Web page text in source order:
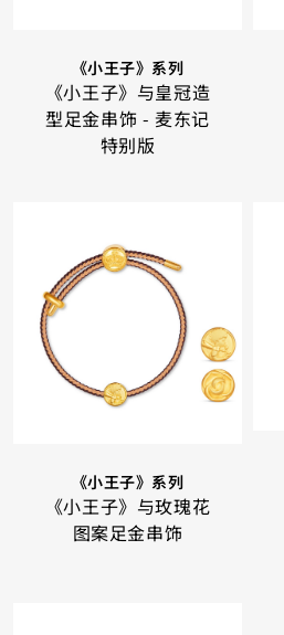
《小王子》系列
《小王子》与皇冠造
型足金串饰 - 麦东记
特别版
《小王子》系列
《小王子》与玫瑰花
图案足金串饰